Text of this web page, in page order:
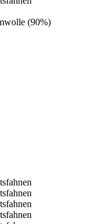
(90%)